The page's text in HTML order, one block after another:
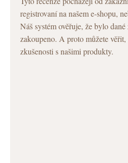
registrovaní na našem e-shopu,
Náš systém ověřuje, že bylo
zakoupeno. A proto můžete
zkušenosti s našimi produkty.